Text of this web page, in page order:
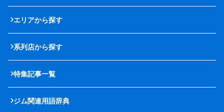
エリアから探す
系列店から探す
特集記事一覧
ジム関連用語辞典